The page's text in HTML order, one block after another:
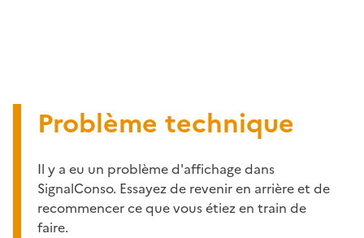
Problème technique
Il y a eu un problème d'affichage dans
SignalConso. Essayez de revenir en arrière et de
recommencer ce que vous étiez en train de
faire.